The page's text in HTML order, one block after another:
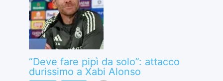
“Deve fare pipì da solo”: attacco
durissimo a Xabi Alonso